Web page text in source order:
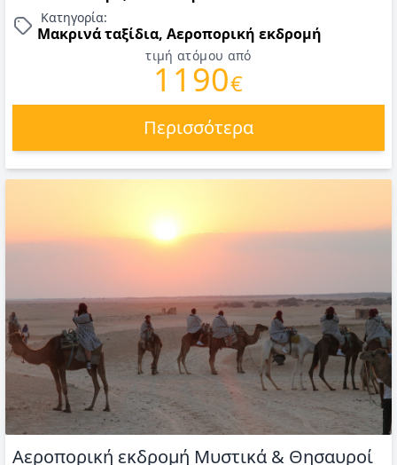
Κατηγορία:
Μακρινά ταξίδια, Αεροπορική εκδρομή
τιμή ατόμου από
1190€
Περισσότερα
Αεροπορική εκδρομή Mυστικά & Θησαυροί